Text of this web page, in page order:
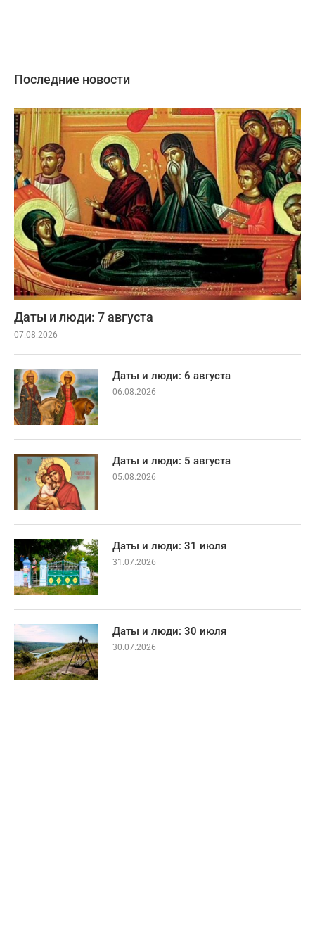
Последние новости
Даты и люди: 7 августа
07.08.2026
Даты и люди: 6 августа
06.08.2026
Даты и люди: 5 августа
05.08.2026
Даты и люди: 31 июля
31.07.2026
Даты и люди: 30 июля
30.07.2026